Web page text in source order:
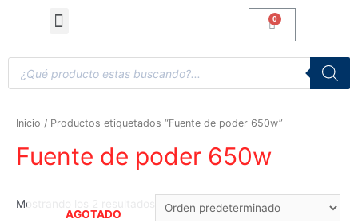
Inicio / Productos etiquetados “Fuente de poder 650w”
Fuente de poder 650w
Mostrando los 2 resultados
AGOTADO